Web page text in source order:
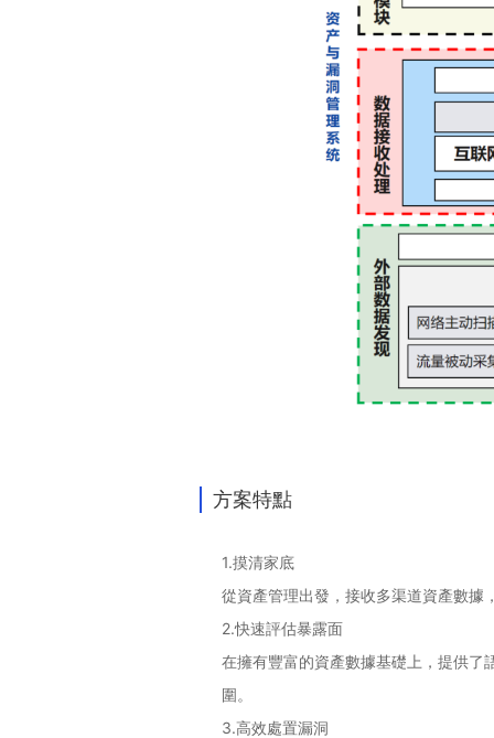
方案特點
1.摸清家底
從資產管理出發，接收多渠道資產數據
2.快速評估暴露面
在擁有豐富的資產數據基礎上，提供了
圍。
3.高效處置漏洞